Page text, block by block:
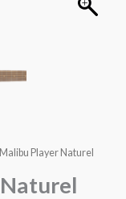
Player Naturel